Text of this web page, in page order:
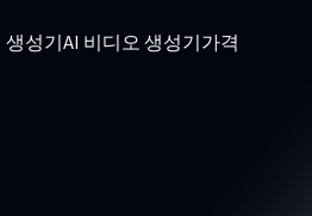
생성기AI 비디오 생성기가격